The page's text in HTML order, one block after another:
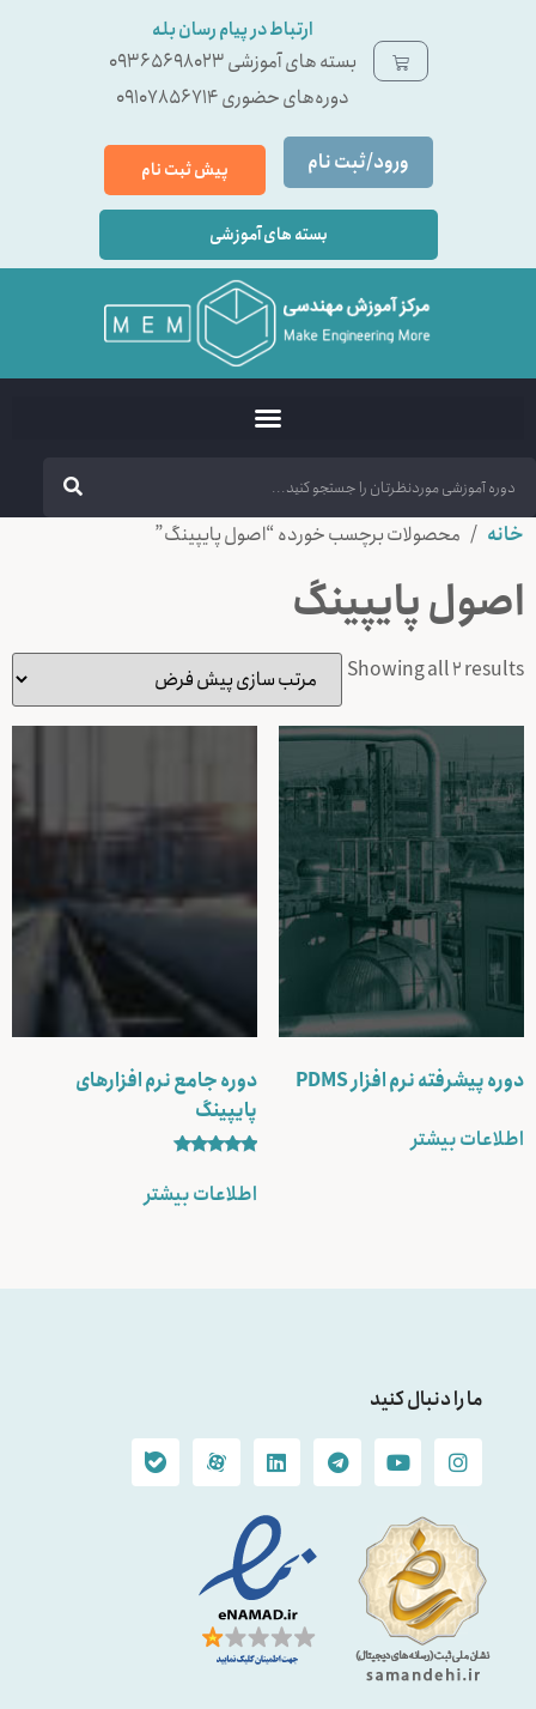
ارتباط در پیام رسان بله
بسته ‌های آموزشی 09365698023
دوره‌های حضوری 09107856714
ورود/ثبت نام پیش ثبت نام
بسته های آموزشی
خانه / محصولات برچسب خورده “اصول پایپینگ”
اصول پایپینگ
Showing all 2 results
دوره پیشرفته نرم افزار PDMS
اطلاعات بیشتر
دوره جامع نرم افزارهای
پایپینگ
5.00
از 5
اطلاعات بیشتر
ما را دنبال کنید